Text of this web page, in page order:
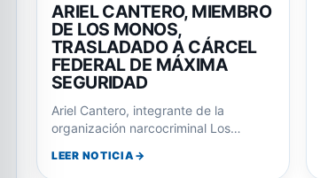
ARIEL CANTERO, MIEMBRO
DE LOS MONOS,
TRASLADADO A CÁRCEL
FEDERAL DE MÁXIMA
SEGURIDAD
Ariel Cantero, integrante de la
organización narcocriminal Los
federal tras su imputación…
LEER NOTICIA